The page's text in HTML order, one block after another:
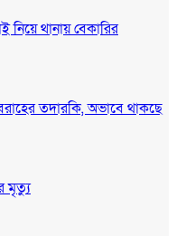
থানায় বেকারির
তদারকি, অভাবে থাকছে
মৃত্যু